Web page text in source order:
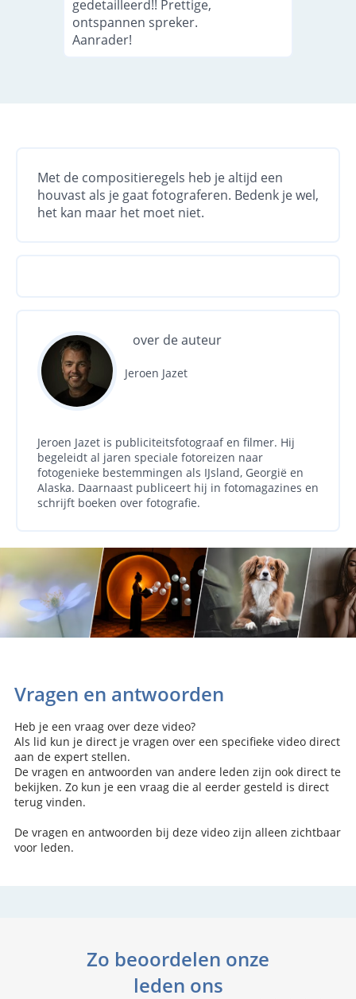
gedetailleerd!! Prettige,
ontspannen spreker.
Aanrader!
Met de compositieregels heb je altijd een
houvast als je gaat fotograferen. Bedenk je wel,
het kan maar het moet niet.
over de auteur
Jeroen Jazet
Jeroen Jazet is publiciteitsfotograaf en filmer. Hij
begeleidt al jaren speciale fotoreizen naar
fotogenieke bestemmingen als IJsland, Georgië en
Alaska. Daarnaast publiceert hij in fotomagazines en
schrijft boeken over fotografie.
Vragen en antwoorden
Heb je een vraag over deze video?
Als lid kun je direct je vragen over een specifieke video direct
aan de expert stellen.
De vragen en antwoorden van andere leden zijn ook direct te
bekijken. Zo kun je een vraag die al eerder gesteld is direct
terug vinden.
De vragen en antwoorden bij deze video zijn alleen zichtbaar
voor leden.
Zo beoordelen onze
leden ons